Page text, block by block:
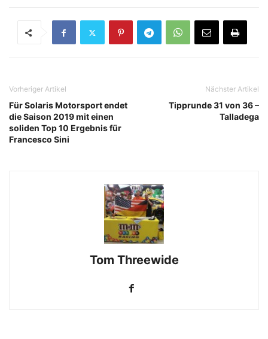
Vorheriger Artikel
Für Solaris Motorsport endet
die Saison 2019 mit einen
soliden Top 10 Ergebnis für
Francesco Sini
Nächster Artikel
Tipprunde 31 von 36 –
Talladega
Tom Threewide